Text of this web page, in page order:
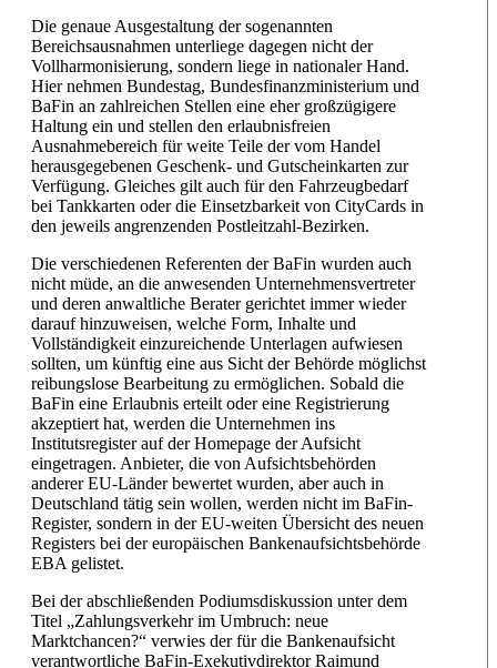
Die genaue Ausgestaltung der sogenannten
Bereichsausnahmen unterliege dagegen nicht der
Vollharmonisierung, sondern liege in nationaler Hand.
Hier nehmen Bundestag, Bundesfinanzministerium und
BaFin an zahlreichen Stellen eine eher großzügigere
Haltung ein und stellen den erlaubnisfreien
Ausnahmebereich für weite Teile der vom Handel
herausgegebenen Geschenk- und Gutscheinkarten zur
Verfügung. Gleiches gilt auch für den Fahrzeugbedarf
bei Tankkarten oder die Einsetzbarkeit von CityCards in
den jeweils angrenzenden Postleitzahl-Bezirken.
Die verschiedenen Referenten der BaFin wurden auch
nicht müde, an die anwesenden Unternehmensvertreter
und deren anwaltliche Berater gerichtet immer wieder
darauf hinzuweisen, welche Form, Inhalte und
Vollständigkeit einzureichende Unterlagen aufwiesen
sollten, um künftig eine aus Sicht der Behörde möglichst
reibungslose Bearbeitung zu ermöglichen. Sobald die
BaFin eine Erlaubnis erteilt oder eine Registrierung
akzeptiert hat, werden die Unternehmen ins
Institutsregister auf der Homepage der Aufsicht
eingetragen. Anbieter, die von Aufsichtsbehörden
anderer EU-Länder bewertet wurden, aber auch in
Deutschland tätig sein wollen, werden nicht im BaFin-
Register, sondern in der EU-weiten Übersicht des neuen
Registers bei der europäischen Bankenaufsichtsbehörde
EBA gelistet.
Bei der abschließenden Podiumsdiskussion unter dem
Titel „Zahlungsverkehr im Umbruch: neue
Marktchancen?“ verwies der für die Bankenaufsicht
verantwortliche BaFin-Exekutivdirektor Raimund